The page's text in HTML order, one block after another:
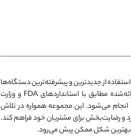
از جدیدترین و پیشرفته‌ترین دستگاه‌ها
در محیطی مدرن و آرامش‌بخش است. تمامی خدمات ارائه‌شده مطابق با استانداردهای FDA و وزارت
می‌شود. این مجموعه همواره در تلاش
و رضایت‌بخش برای مشتریان خود فراهم کند.
بهترین شکل ممکن پیش می‌رود.